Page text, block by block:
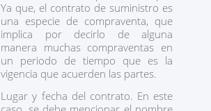
Ya que, el contrato de suministro es
una especie de compraventa, que
implica por decirlo de alguna
manera muchas compraventas en
un periodo de tiempo que es la
vigencia que acuerden las partes.
Lugar y fecha del contrato. En este